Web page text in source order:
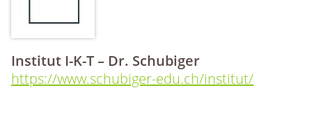
Institut I-K-T – Dr. Schubiger
https://www.schubiger-edu.ch/institut/